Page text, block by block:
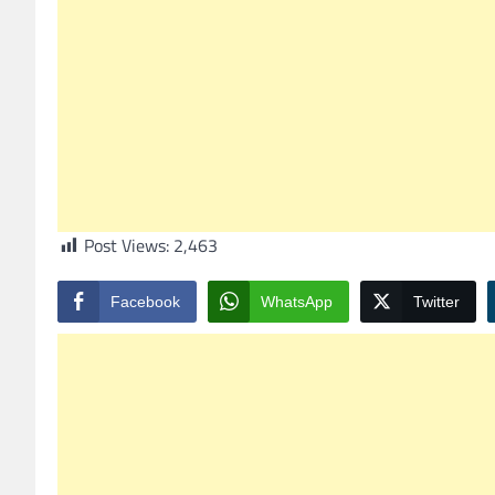
Post Views: 2,463
Facebook WhatsApp Twitter